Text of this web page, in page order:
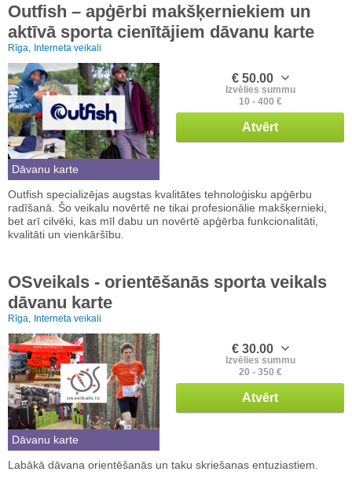
Outfish – apģērbi makšķerniekiem un
aktīvā sporta cienītājiem dāvanu karte
Rīga, Interneta veikali
Dāvanu karte
€ 50.00
Izvēlies summu
10 - 400 €
Atvērt
Outfish specializējas augstas kvalitātes tehnoloģisku apģērbu
radīšanā. Šo veikalu novērtē ne tikai profesionālie makšķernieki,
bet arī cilvēki, kas mīl dabu un novērtē apģērba funkcionalitāti,
kvalitāti un vienkāršību.
OSveikals - orientēšanās sporta veikals
dāvanu karte
Rīga, Interneta veikali
Dāvanu karte
€ 30.00
Izvēlies summu
20 - 350 €
Atvērt
Labākā dāvana orientēšanās un taku skriešanas entuziastiem.